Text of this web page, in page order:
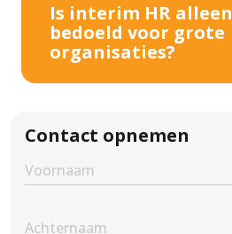
Is interim HR alleen
bedoeld voor grote
organisaties?
Contact opnemen
First
Name(Vereist)
Second